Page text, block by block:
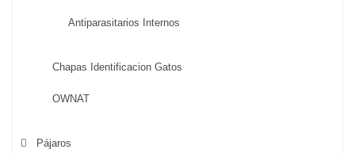
Antiparasitarios Internos
Chapas Identificacion Gatos
OWNAT
Pájaros